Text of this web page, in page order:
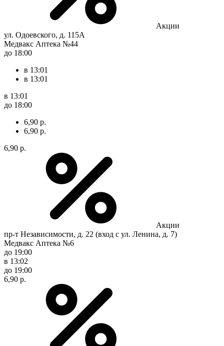
Акции
ул. Одоевского, д. 115А
Медвакс Аптека №44
до 18:00
в 13:01
в 13:01
в 13:01
до 18:00
6,90 р.
6,90 р.
6,90 р.
Акции
пр-т Независимости, д. 22 (вход с ул. Ленина, д. 7)
Медвакс Аптека №6
до 19:00
в 13:02
до 19:00
6,90 р.